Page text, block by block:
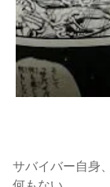
サバイバー自身